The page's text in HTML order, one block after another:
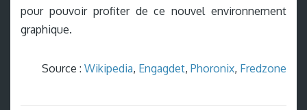
pour pouvoir profiter de ce nouvel environnement
graphique.
Source : Wikipedia, Engagdet, Phoronix, Fredzone